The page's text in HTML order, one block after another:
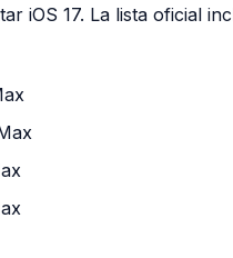
iOS 17. La lista oficial